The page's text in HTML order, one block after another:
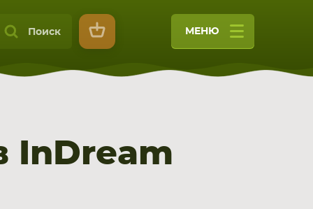
Поиск МЕНЮ
InDream